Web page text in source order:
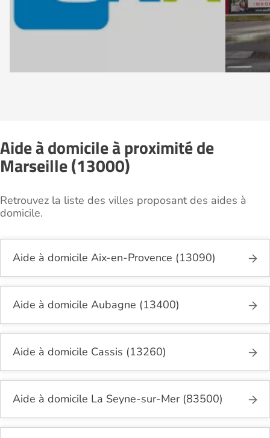
Aide à domicile à proximité de
Marseille (13000)
Retrouvez la liste des villes proposant des aides à
domicile.
Aide à domicile Aix-en-Provence (13090)
Aide à domicile Aubagne (13400)
Aide à domicile Cassis (13260)
Aide à domicile La Seyne-sur-Mer (83500)